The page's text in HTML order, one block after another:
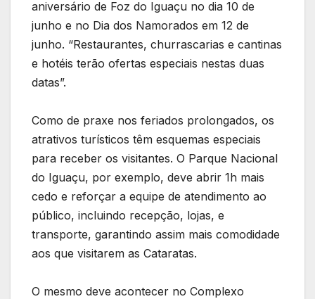
aniversário de Foz do Iguaçu no dia 10 de
junho e no Dia dos Namorados em 12 de
junho. “Restaurantes, churrascarias e cantinas
e hotéis terão ofertas especiais nestas duas
datas”.
Como de praxe nos feriados prolongados, os
atrativos turísticos têm esquemas especiais
para receber os visitantes. O Parque Nacional
do Iguaçu, por exemplo, deve abrir 1h mais
cedo e reforçar a equipe de atendimento ao
público, incluindo recepção, lojas, e
transporte, garantindo assim mais comodidade
aos que visitarem as Cataratas.
O mesmo deve acontecer no Complexo